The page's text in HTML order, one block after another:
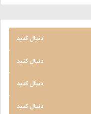
دنبال کنید
دنبال کنید
دنبال کنید
دنبال کنید